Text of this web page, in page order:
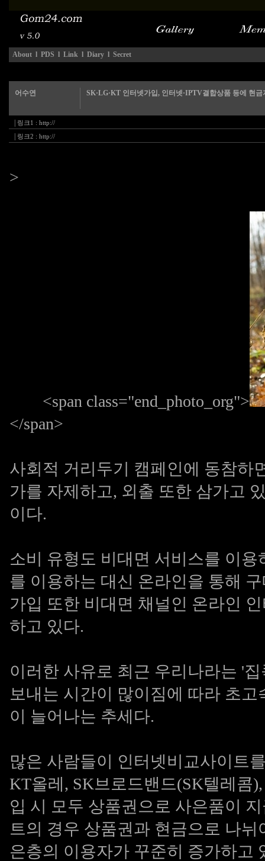
About l PDS l Link l Diary l Secret
어수연 SK·LG·KT 인터넷가입, 인터넷·IPTV결합상품 등에 현
링크1 : http://
링크2 : http://
>
<span class="end_photo_org">
</span>
사회적 거리두기 캠페인에 동참하
가를 자제하고, 외출 또한 삼가고
이다.
소비 유형도 비대면 서비스를 이
를 이용하는 대신 온라인을 통해
가입 또한 비대면 채널인 온라인
하고 있다.
이러한 사유로 최근 우리나라는 '
보내는 시간이 많이짐에 따라 초
이 늘어나는 추세다.
많은 사람들이 인터넷비교사이트
KT올레, SK브로드밴드(SK텔레콤
입 시 모두 상품권으로 사은품이
트의 경우 상품권과 현금으로 나
은층의 이용자가 꾸준히 증가하고